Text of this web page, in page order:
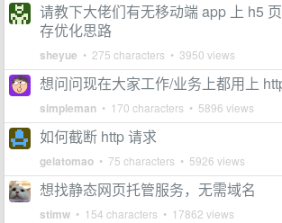
请教下大佬们有无移动端 app 上 h5
存优化思路
sheyue • 275 characters • 3950 views
想问问现在大家工作/业务上都用上
simpleman • 170 characters • 5896 views
如何截断 http 请求
gelatomao • 75 characters • 5926 views
想找静态网页托管服务，无需域名
stimw • 154 characters • 17862 views